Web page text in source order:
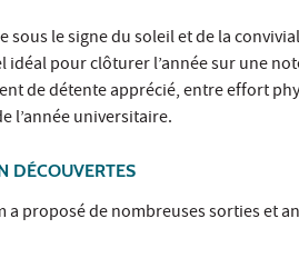
le signe du soleil et de la
pour clôturer l’année sur une
de détente apprécié, entre effort
l’année universitaire.
DÉCOUVERTES
a proposé de nombreuses sorties